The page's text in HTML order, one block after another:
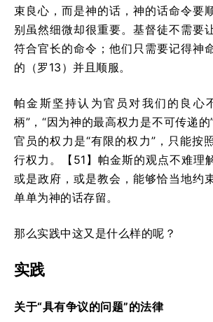
束良心，而是神的话，神的话命令要
别虽然细微却很重要。基督徒不需要
符合官长的命令；他们只需要记得神
的（罗13）并且顺服。
帕金斯坚持认为官员对我们的良心
柄”，“因为神的最高权力是不可传递的
官员的权力是“有限的权力”，只能按
行权力。【51】帕金斯的观点不难理
或是政府，或是教会，能够恰当地约
单单为神的话存留。
那么实践中这又是什么样的呢？
实践
关于“具有争议的问题”的法律